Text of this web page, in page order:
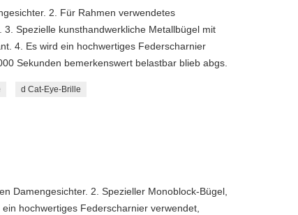
2. Für Rahmen verwendetes
Spezielle kunsthandwerkliche Metallbügel mit
4. Es wird ein hochwertiges Federscharnier
Sekunden bemerkenswert belastbar blieb abgs.
d Cat-Eye-Brille
Damengesichter. 2. Spezieller Monoblock-Bügel,
hochwertiges Federscharnier verwendet,